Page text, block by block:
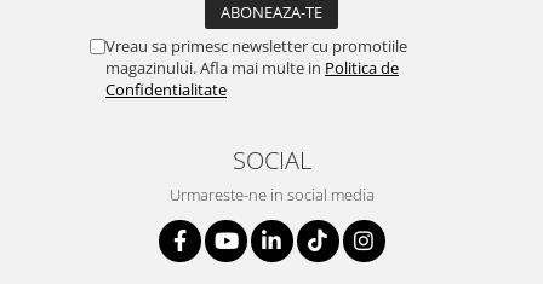
Vreau sa primesc newsletter cu promotiile
magazinului. Afla mai multe in Politica de
Confidentialitate
SOCIAL
Urmareste-ne in social media